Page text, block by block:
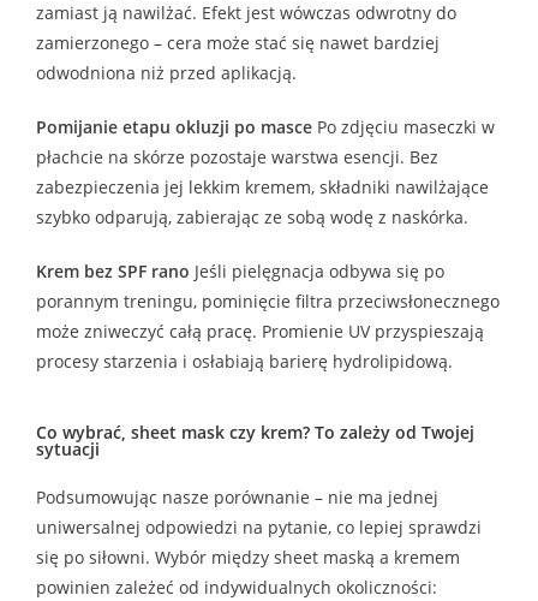
zamiast ją nawilżać. Efekt jest wówczas odwrotny do
zamierzonego – cera może stać się nawet bardziej
odwodniona niż przed aplikacją.
Pomijanie etapu okluzji po masce Po zdjęciu maseczki w
płachcie na skórze pozostaje warstwa esencji. Bez
zabezpieczenia jej lekkim kremem, składniki nawilżające
szybko odparują, zabierając ze sobą wodę z naskórka.
Krem bez SPF rano Jeśli pielęgnacja odbywa się po
porannym treningu, pominięcie filtra przeciwsłonecznego
może zniweczyć całą pracę. Promienie UV przyspieszają
procesy starzenia i osłabiają barierę hydrolipidową.
Co wybrać, sheet mask czy krem? To zależy od Twojej
sytuacji
Podsumowując nasze porównanie – nie ma jednej
uniwersalnej odpowiedzi na pytanie, co lepiej sprawdzi
się po siłowni. Wybór między sheet maską a kremem
powinien zależeć od indywidualnych okoliczności: